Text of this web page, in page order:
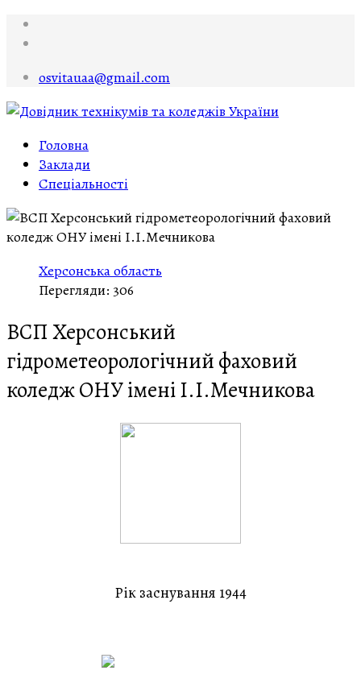
osvitauaa@gmail.com
Головна
Заклади
Спеціальності
Херсонська область
Перегляди: 306
ВСП Херсонський
гідрометеорологічний фаховий
коледж ОНУ імені І.І.Мечникова
Рік заснування 1944